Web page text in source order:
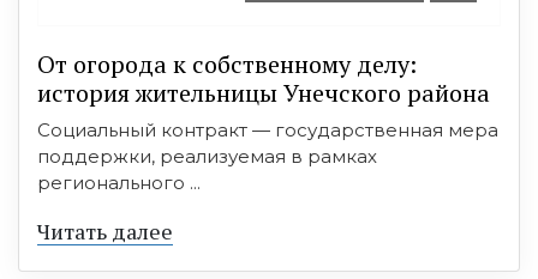
От огорода к собственному делу:
история жительницы Унечского района
Социальный контракт — государственная мера
поддержки, реализуемая в рамках
регионального ...
Читать далее